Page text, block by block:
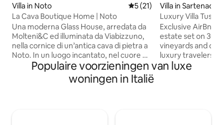
Villa in Noto Gemiddelde beoordeling
5 (21)
La Cava Boutique Home | Noto
Una moderna Glass House, arredata da
Molteni&C ed illuminata da Viabizzuno,
nella cornice di un’antica cava di pietra a
Noto. In un luogo incantato, nel cuore di
un’antica cava dove un tempo si
estraeva la preziosa pietra per realizzare
i capolavori del barocco della ValdiNoto,
Villa in Sartenao
Luxury Villa
Exclusive AirBnB Listing. An exclusive
estate set on 30
vineyards and
luxury travelers
serenity and style. The villa
Populaire voorzieningen van luxe
woningen in Italië